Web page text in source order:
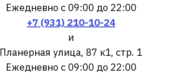
Ежедневно с 09:00 до 22:00
+7 (931) 210-10-24
и
Планерная улица, 87 к1, стр. 1
Ежедневно с 09:00 до 22:00